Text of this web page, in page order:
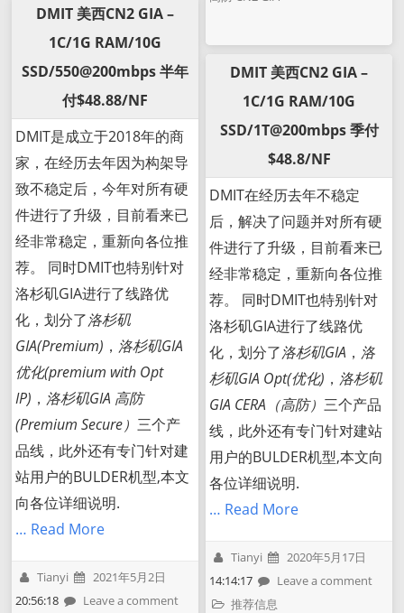
DMIT 美西CN2 GIA –
1C/1G RAM/10G
SSD/550@200mbps 半年
付$48.88/NF
DMIT是成立于2018年的商
家，在经历去年因为构架导
致不稳定后，今年对所有硬
件进行了升级，目前看来已
经非常稳定，重新向各位推
荐。 同时DMIT也特别针对
洛杉矶GIA进行了线路优
化，划分了洛杉矶
GIA(Premium) ， 洛杉矶GIA
优化(premium with Opt
IP) ， 洛杉矶GIA 高防
(Premium Secure）三个产
品线，此外还有专门针对建
站用户的BULDER机型,本文
向各位详细说明.
… Read More
Tianyi
2021年5月2日
20:56:18
Leave a comment
DMIT 美西CN2 GIA –
1C/1G RAM/10G
SSD/1T@200mbps 季付
$48.8/NF
DMIT在经历去年不稳定
后，解决了问题并对所有硬
件进行了升级，目前看来已
经非常稳定，重新向各位推
荐。 同时DMIT也特别针对
洛杉矶GIA进行了线路优
化，划分了洛杉矶GIA ， 洛
杉矶GIA Opt(优化) ， 洛杉矶
GIA CERA（高防）三个产品
线，此外还有专门针对建站
用户的BULDER机型,本文向
各位详细说明.
… Read More
Tianyi
2020年5月17日
14:14:17
Leave a comment
推荐信息